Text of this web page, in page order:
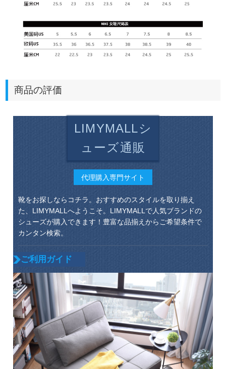
商品の評価
LIMYMALLシ
ューズ通販
代理購入専門サイト
靴をお探しならコチラ。おすすめのスタイルを取り揃え
た、LIMYMALLへようこそ。LIMYMALLで人気ブランドの
シューズが購入できます！豊富な品揃えからご希望条件で
カンタン検索。
ご利用ガイド